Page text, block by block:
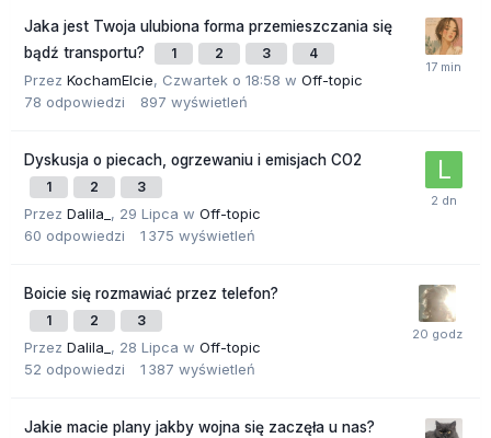
Jaka jest Twoja ulubiona forma przemieszczania się
bądź transportu?
1 2 3 4
Przez KochamElcie, Czwartek o 18:58 w Off-topic
78 odpowiedzi 897 wyświetleń
Dyskusja o piecach, ogrzewaniu i emisjach CO2
1 2 3
Przez Dalila_ , 29 Lipca w Off-topic
60 odpowiedzi 1 375 wyświetleń
Boicie się rozmawiać przez telefon?
1 2 3
Przez Dalila_ , 28 Lipca w Off-topic
52 odpowiedzi 1 387 wyświetleń
Jakie macie plany jakby wojna się zaczęła u nas?